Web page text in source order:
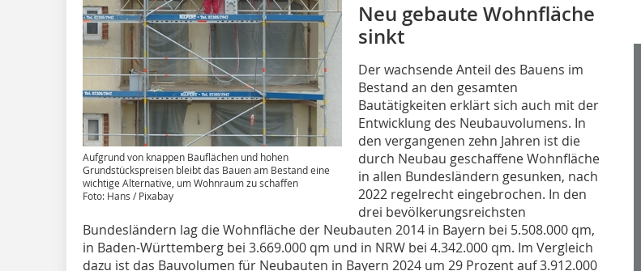
Aufgrund von knappen Bauflächen und hohen
Grundstückspreisen bleibt das Bauen am Bestand eine
wichtige Alternative, um Wohnraum zu schaffen
Foto: Hans / Pixabay
Neu gebaute Wohnfläche
sinkt
Der wachsende Anteil des Bauens im
Bestand an den gesamten
Bautätigkeiten erklärt sich auch mit der
Entwicklung des Neubauvolumens. In
den vergangenen zehn Jahren ist die
durch Neubau geschaffene Wohnfläche
in allen Bundesländern gesunken, nach
2022 regelrecht eingebrochen. In den
drei bevölkerungsreichsten
Bundesländern lag die Wohnfläche der Neubauten 2014 in Bayern bei 5.508.000 qm,
in Baden-Württemberg bei 3.669.000 qm und in NRW bei 4.342.000 qm. Im Vergleich
dazu ist das Bauvolumen für Neubauten in Bayern 2024 um 29 Prozent auf 3.912.000